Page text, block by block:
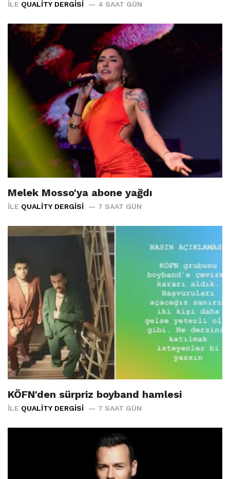
İLE QUALITY DERGISI 4 SAAT GÜN
Melek Mosso'ya abone yağdı
İLE QUALITY DERGISI 7 SAAT GÜN
KÖFN'den sürpriz boyband hamlesi
İLE QUALITY DERGISI 7 SAAT GÜN